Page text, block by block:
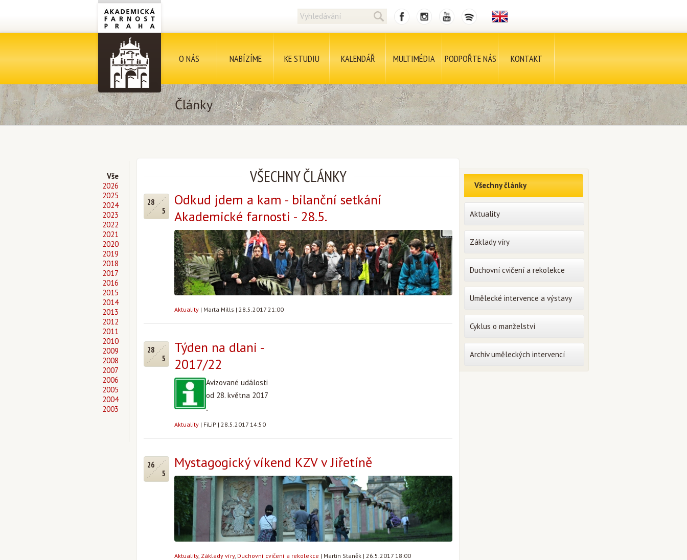
O NÁS NABÍZÍME KE STUDIU KALENDÁŘ MULTIMÉDIA PODPOŘTE NÁS KONTAKT
Články
Vše
2026
2025
2024
2023
2022
2021
2020
2019
2018
2017
2016
2015
2014
2013
2012
2011
2010
2009
2008
2007
2006
2005
2004
2003
VŠECHNY ČLÁNKY
28
5
Odkud jdem a kam - bilanční setkání
Akademické farnosti - 28.5.
Aktuality | Marta Mills | 28.5.2017 21:00
28
5
Týden na dlani -
2017/22
Avizované události
od 28. května 2017
.
Aktuality | FiLiP | 28.5.2017 14:50
26
5
Mystagogický víkend KZV v Jiřetíně
Aktuality, Základy víry, Duchovní cvičení a rekolekce | Martin Staněk | 26.5.2017 18:00
Všechny články
Aktuality
Základy víry
Duchovní cvičení a rekolekce
Umělecké intervence a výstavy
Cyklus o manželství
Archiv uměleckých intervencí